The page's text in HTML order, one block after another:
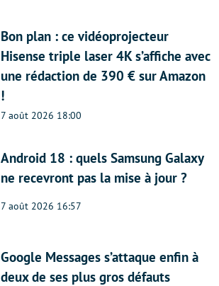
Bon plan : ce vidéoprojecteur
Hisense triple laser 4K s’affiche avec
une rédaction de 390 € sur Amazon
!
7 août 2026 18:00
Android 18 : quels Samsung Galaxy
ne recevront pas la mise à jour ?
7 août 2026 16:57
Google Messages s’attaque enfin à
deux de ses plus gros défauts